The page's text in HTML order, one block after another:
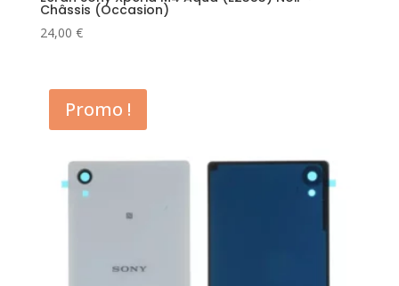
Châssis (Occasion)
24,00 €
Promo !